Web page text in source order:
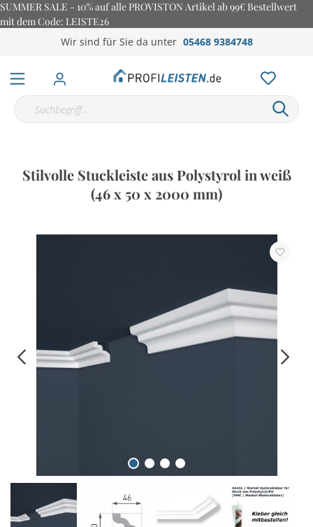
SUMMER SALE - 10% auf alle PROVISTON Artikel ab 99€ Bestellwert
mit dem Code: LEISTE26
Wir sind für Sie da unter 05468 9384748
Stilvolle Stuckleiste aus Polystyrol in weiß
(46 x 50 x 2000 mm)